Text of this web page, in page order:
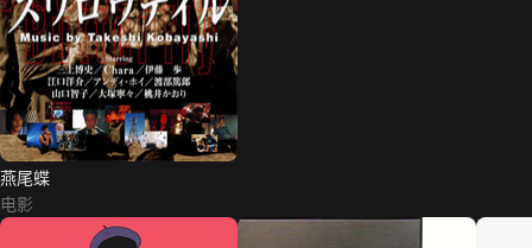
燕尾蝶
电影